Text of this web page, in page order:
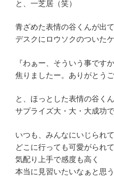
と、一芝居（笑）
青ざめた表情の谷くんが出
デスクにロウソクのついた
『わぁー、そういう事です
焦りましたー。ありがとう
と、ほっとした表情の谷く
サプライズ大・大・大成功
いつも、みんなにいじられて
どこに行っても可愛がられ
気配り上手で感度も高く
本当に見習いたいなぁと思